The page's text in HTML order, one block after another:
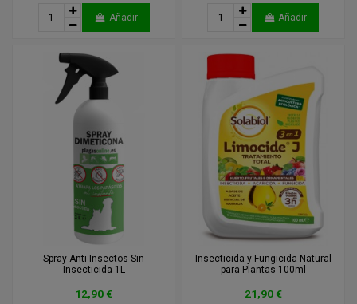
Añadir Añadir
Spray Anti Insectos Sin
Insecticida 1L
12,90 €
Insecticida y Fungicida Natural
para Plantas 100ml
21,90 €